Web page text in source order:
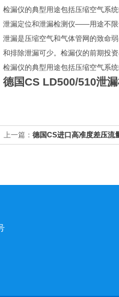
检漏仪的典型用途包括压缩空气系
泄漏定位和泄漏检测仪——用途不限
泄漏是压缩空气和气体管网的致命
和排除泄漏可少。检漏仪的前期投
检漏仪的典型用途包括压缩空气系
德国CS LD500/510泄
上一篇： 德国CS进口高准度差压流